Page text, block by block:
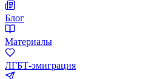
Блог
Материалы
ЛГБТ-эмиграция